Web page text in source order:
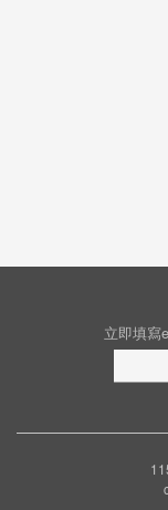
立即填寫